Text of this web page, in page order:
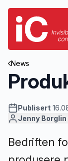
News
Publisert
Jenny Borglin
Bedriften